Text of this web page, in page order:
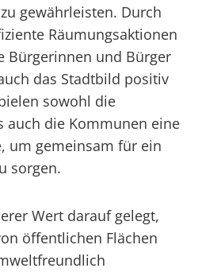
gewährleisten. Durch
Räumungsaktionen
Bürgerinnen und Bürger
das Stadtbild positiv
sowohl die
auch die Kommunen eine
um gemeinsam für ein
sorgen.
Wert darauf gelegt,
öffentlichen Flächen